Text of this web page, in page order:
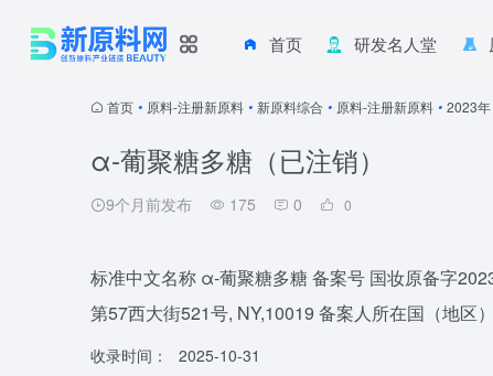
首页 研发名人堂
首页 • 原料-注册新原料 • 新原料综合 • 原料-注册新原料 • 2023年
α-葡聚糖多糖（已注销）
9个月前发布 175 0 0
标准中文名称 α-葡聚糖多糖 备案号 国妆原备字
第57西大街521号, NY,10019 备案人所在国（地区
收录时间： 2025-10-31